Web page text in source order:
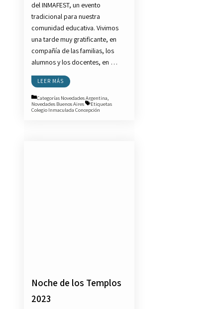
del INMAFEST, un evento
tradicional para nuestra
comunidad educativa. Vivimos
una tarde muy gratificante, en
compañía de las familias, los
alumnos y los docentes, en …
LEER MÁS
Categorías Novedades Argentina
Novedades Buenos Aires
Etiquetas
Colegio Inmaculada Concepción
Noche de los Templos
2023